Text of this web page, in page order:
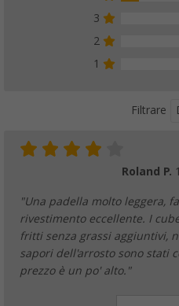
3
2
1
Filtrare
Roland P.
"Una padella molto leggera,
rivestimento eccellente. I
fritti senza grassi aggiuntivi,
sapori dell'arrosto sono stati
prezzo è un po' alto."